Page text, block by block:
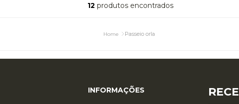
12 produtos
Passeio orla
INFORMAÇÕES